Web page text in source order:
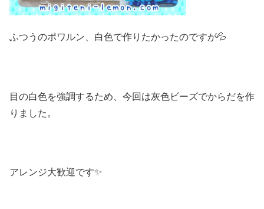
ふつうのポワルン、白色で作りたかったのですが💦
目の白色を強調するため、今回は灰色ビーズでからだを作
りました。
アレンジ大歓迎です✨